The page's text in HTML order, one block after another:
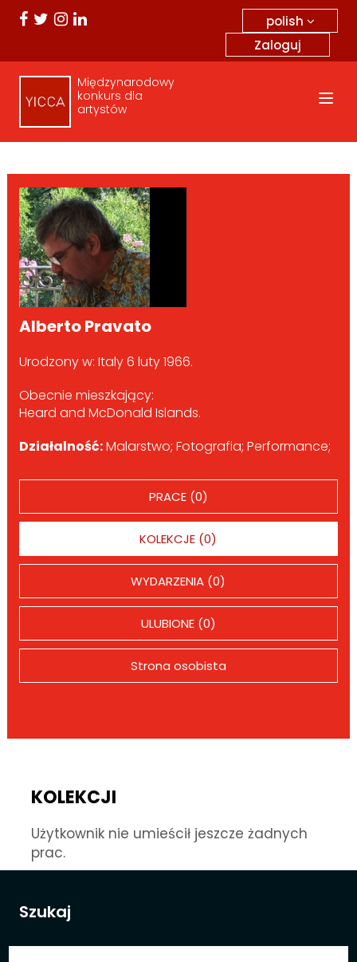
polish
Zaloguj
Międzynarodowy
konkurs dla
artystów
Szukaj
Alberto Pravato
Urodzony w: Italy 6 luty 1966.
Obecnie mieszkający:
Heard and McDonald Islands.
Działalność:Malarstwo; Fotografia; Performance;
PRACE (0)
KOLEKCJE (0)
WYDARZENIA (0)
ULUBIONE (0)
Strona osobista
KOLEKCJI
Użytkownik nie umieścił jeszcze żadnych
prac.